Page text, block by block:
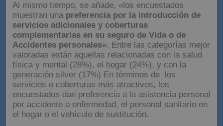
Al mismo tiempo, se añade, «los encuestados
muestran una preferencia por la introducción de
servicios adicionales y coberturas
complementarias en su seguro de Vida o de
Accidentes personales». Entre las categorías mejor
valoradas están aquellas relacionadas con la salud
física y mental (28%), el hogar (24%), y con la
generación silver (17%) En términos de los
servicios o coberturas más atractivos, los
encuestados dan preferencia a la asistencia personal
por accidente o enfermedad, el personal sanitario en
el hogar o el vehículo de sustitución.